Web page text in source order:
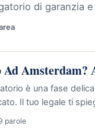
di garanzia
Amsterdam?
è una fase
Il tuo legale ti
parole